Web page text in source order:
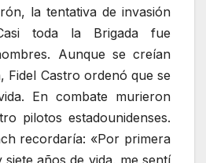
la tentativa de invasión
toda la Brigada fue
Aunque se creían
Fidel Castro ordenó que se
En combate murieron
pilotos estadounidenses.
recordaría: «Por primera